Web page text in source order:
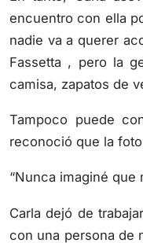
encuentro con ella
nadie va a querer
Fassetta , pero la
camisa, zapatos de
Tampoco puede
reconoció que la
“Nunca imaginé que
Carla dejó de
con una persona de